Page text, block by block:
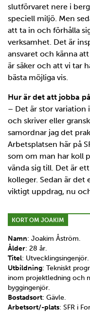
slutförvaret nere i
speciell miljö. Men
att ta in och förhålla
verksamhet. Det är
ansvaret och känna
är säker och att vi tar
bästa möjliga vis.
Hur är det att jobba på
– Det är stor variation
och skriver eller
samordnar jag det
Arbetsplatsen här på
som om man har koll
vända sig till. Det är
kolleger. Sedan är
viktigt uppdrag, nu
KORT OM JOAKIM
Namn: Joakim Åström.
Ålder: 28 år.
Titel: Utvecklingsingenjör.
Utbildning: Tekniskt
inom projektledning och
byggingenjör.
Bostadsort: Gävle.
Arbetsort/-plats: SFR i